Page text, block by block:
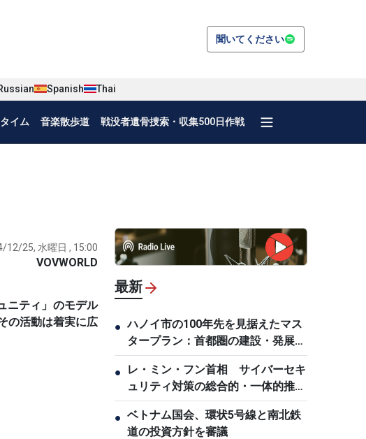
聞いてください
Spanish Thai
イム 音楽散歩道 戦没者遺骨捜索・収集500日作戦
12/25, 水曜日 , 15:00
VOVWORLD
ニティ」のモデル
の活動は着実に広
最新
● ハノイ市の100年先を見据えたマス
タープラン：首都圏の建設・発展へ
の志
●
レ・ミン・フン首相 サイバーセキ
ュリティ対策の総合的・一体的推進
を指示
● ベトナム国会、環状5号線と南北鉄
道の投資方針を審議